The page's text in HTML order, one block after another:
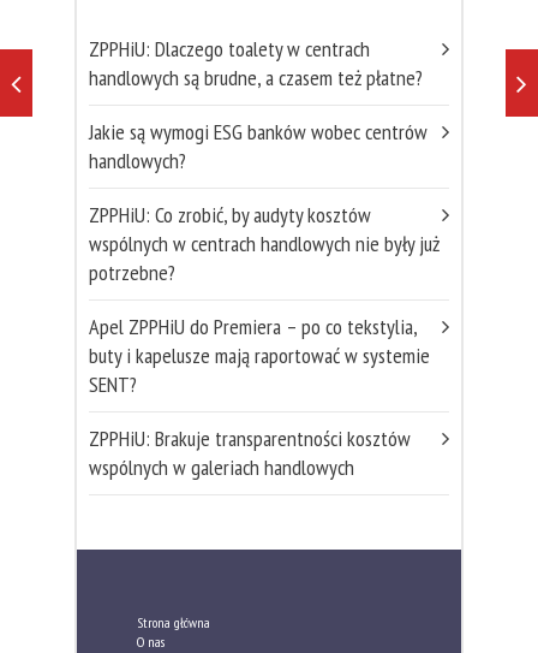
ZPPHiU: Dlaczego toalety w centrach
handlowych są brudne, a czasem też płatne?
Jakie są wymogi ESG banków wobec centrów
handlowych?
ZPPHiU: Co zrobić, by audyty kosztów
wspólnych w centrach handlowych nie były już
potrzebne?
Apel ZPPHiU do Premiera – po co tekstylia,
buty i kapelusze mają raportować w systemie
SENT?
ZPPHiU: Brakuje transparentności kosztów
wspólnych w galeriach handlowych
Strona główna
O nas